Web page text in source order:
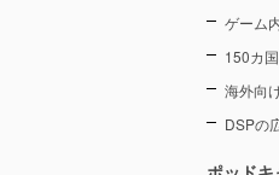
ゲーム
150カ
海外向
DSPの